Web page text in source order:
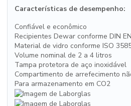
Características de desempenho:
Confiável e econômico
Recipientes Dewar conforme DIN
Material de vidro conforme ISO
Volume nominal de 2 a 4 litros
Tampa protetora de aço inoxidável
Compartimento de arrefecimento
Para armazenamento em CO2